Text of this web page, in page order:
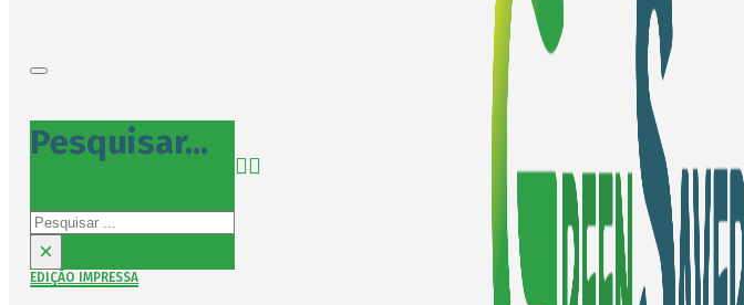
Pesquisar...
Pesquisar
×
EDIÇÃO IMPRESSA